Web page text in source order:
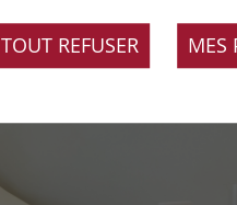
TOUT REFUSER MES